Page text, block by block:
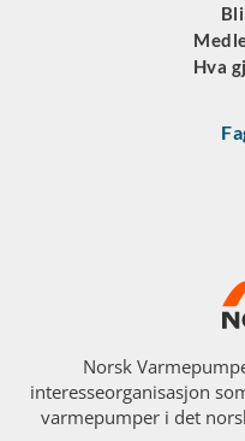
Hva
Norsk
interesseorganisasjon
varmepumper i det